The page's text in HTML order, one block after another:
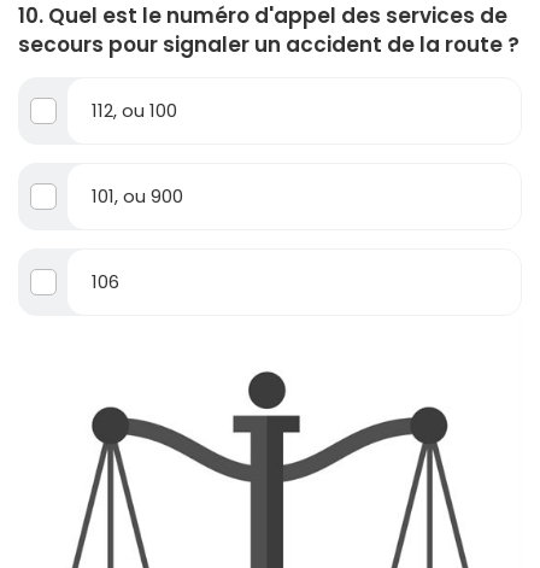
10. Quel est le numéro d'appel des services de
secours pour signaler un accident de la route ?
112, ou 100
101, ou 900
106